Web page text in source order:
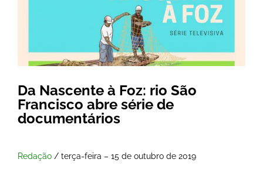
Da Nascente à Foz: rio São
Francisco abre série de
documentários
Redação / terça-feira – 15 de outubro de 2019